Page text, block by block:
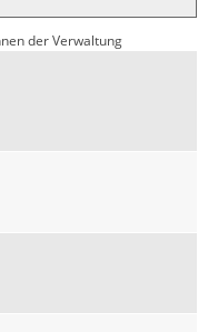
der Verwaltung